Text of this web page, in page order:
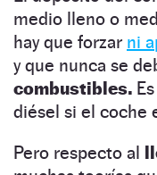
medio lleno o
hay que forzar ni
y que nunca se
combustibles.
diésel si el coche
Pero respecto al